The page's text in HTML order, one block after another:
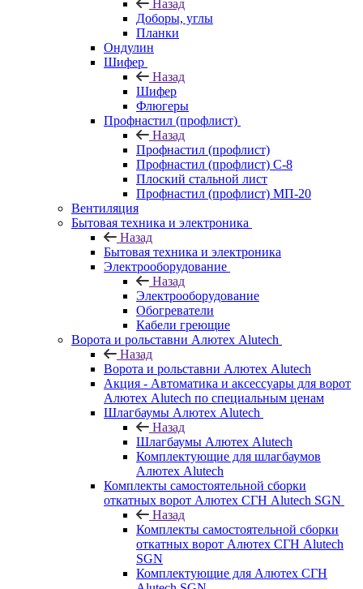
Назад
Доборы, углы
Планки
Ондулин
Шифер
Назад
Шифер
Флюгеры
Профнастил (профлист)
Назад
Профнастил (профлист)
Профнастил (профлист) С-8
Плоский стальной лист
Профнастил (профлист) МП-20
Вентиляция
Бытовая техника и электроника
Назад
Бытовая техника и электроника
Электрооборудование
Назад
Электрооборудование
Обогреватели
Кабели греющие
Ворота и рольставни Алютех Alutech
Назад
Ворота и рольставни Алютех Alutech
Акция - Автоматика и аксессуары для ворот
Алютех Alutech по специальным ценам
Шлагбаумы Алютех Alutech
Назад
Шлагбаумы Алютех Alutech
Комплектующие для шлагбаумов
Алютех Alutech
Комплекты самостоятельной сборки
откатных ворот Алютех СГН Alutech SGN
Назад
Комплекты самостоятельной сборки
откатных ворот Алютех СГН Alutech
SGN
Комплектующие для Алютех СГН